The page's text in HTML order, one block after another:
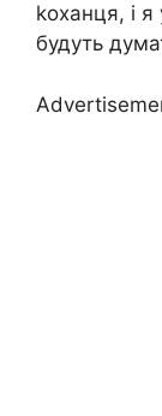
kоханця, і я
будуть